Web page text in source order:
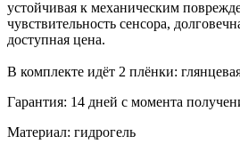
устойчивая к механическим
чувствительность сенсора,
доступная цена.
В комплекте идёт 2 плёнки:
Гарантия: 14 дней с момента
Материал: гидрогель